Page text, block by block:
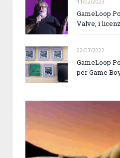
GameLoop
Valve, i
22/07/2022
GameLoop
per Game